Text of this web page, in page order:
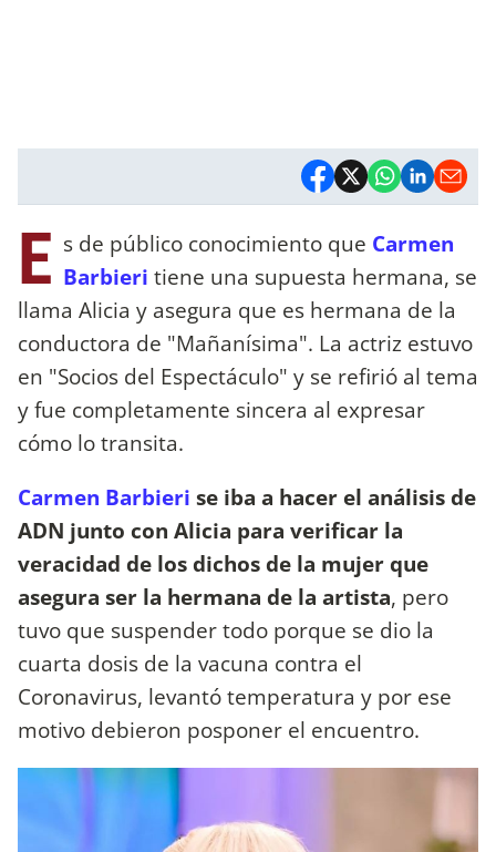
E s de público conocimiento que Carmen
Barbieri tiene una supuesta hermana, se
llama Alicia y asegura que es hermana de la
conductora de "Mañanísima". La actriz estuvo
en "Socios del Espectáculo" y se refirió al tema
y fue completamente sincera al expresar
cómo lo transita.
Carmen Barbieri se iba a hacer el análisis de
ADN junto con Alicia para verificar la
veracidad de los dichos de la mujer que
asegura ser la hermana de la artista, pero
tuvo que suspender todo porque se dio la
cuarta dosis de la vacuna contra el
Coronavirus, levantó temperatura y por ese
motivo debieron posponer el encuentro.